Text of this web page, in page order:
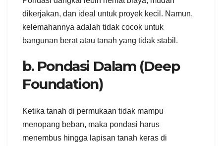
dikerjakan, dan ideal untuk proyek kecil. Namun,
kelemahannya adalah tidak cocok untuk
bangunan berat atau tanah yang tidak stabil.
b. Pondasi Dalam (Deep
Foundation)
Ketika tanah di permukaan tidak mampu
menopang beban, maka pondasi harus
menembus hingga lapisan tanah keras di